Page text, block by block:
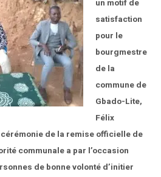
un motif de
satisfaction
pour le
bourgmestre
de la
commune de
Gbado-Lite,
Félix
de la remise officielle de
communale a par l’occasion
de bonne volonté d’initier